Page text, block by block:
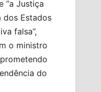
“a Justiça
dos Estados
falsa”,
o ministro
do